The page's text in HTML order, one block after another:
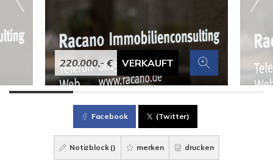
220.000,- € VERKAUFT
Facebook (Twitter)
Notizblock () merken drucken